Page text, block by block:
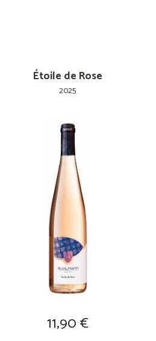
Étoile de Rose
2025
11,90€